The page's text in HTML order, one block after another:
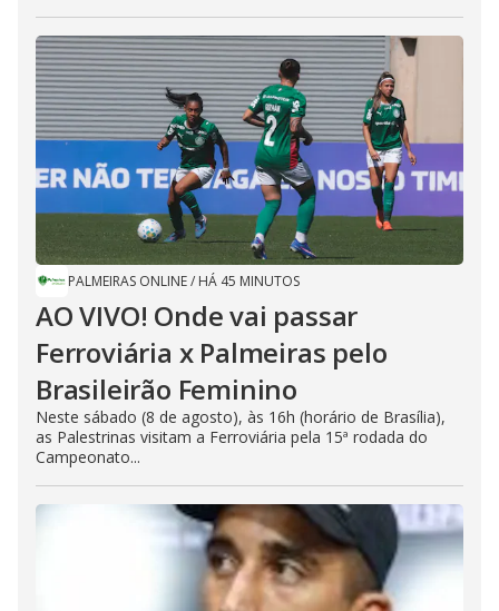
PALMEIRAS ONLINE/ HÁ 45 MINUTOS
AO VIVO! Onde vai passar
Ferroviária x Palmeiras pelo
Brasileirão Feminino
Neste sábado (8 de agosto), às 16h (horário de Brasília),
as Palestrinas visitam a Ferroviária pela 15ª rodada do
Campeonato...